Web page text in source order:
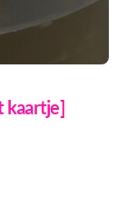
kaartje]